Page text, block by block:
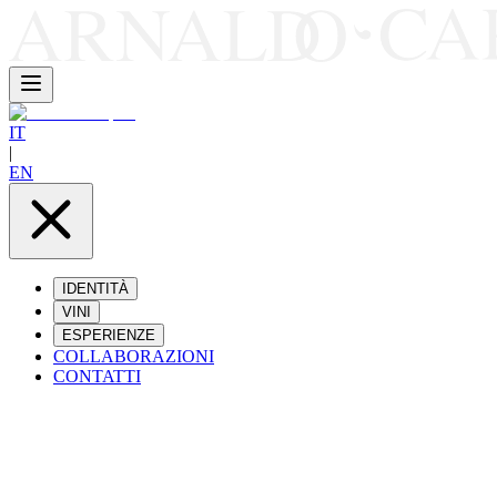
IT
|
EN
IDENTITÀ
VINI
ESPERIENZE
COLLABORAZIONI
CONTATTI